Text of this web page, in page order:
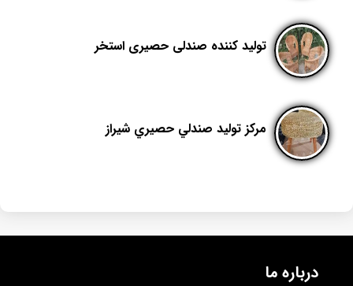
تولید کننده صندلی حصیری استخر
مرکز تولید صندلي حصيري شيراز
درباره ما